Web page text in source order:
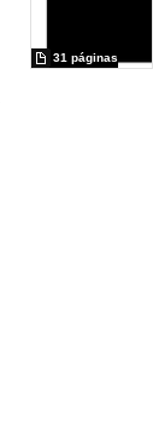
31 páginas